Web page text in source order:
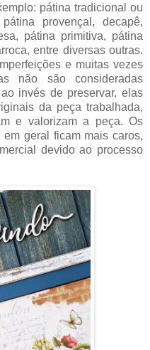
pátina tradicional ou
provençal, decapê,
pátina primitiva, pátina
entre diversas outras.
e muitas vezes
não são consideradas
invés de preservar, elas
da peça trabalhada,
e valorizam a peça. Os
geral ficam mais caros,
devido ao processo